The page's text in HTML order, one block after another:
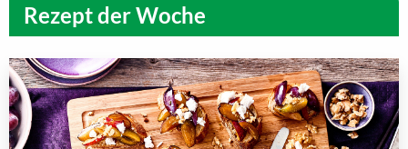
Rezept der Woche